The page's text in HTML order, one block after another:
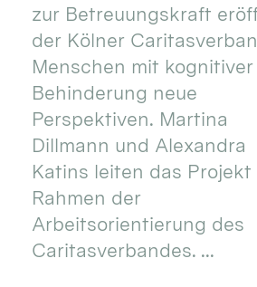
zur Betreuungskraft
der Kölner
Menschen mit kognitiver
Behinderung neue
Perspektiven. Martina
Dillmann und Alexandra
Katins leiten das Projekt
Rahmen der
Arbeitsorientierung des
Caritasverbandes. ...